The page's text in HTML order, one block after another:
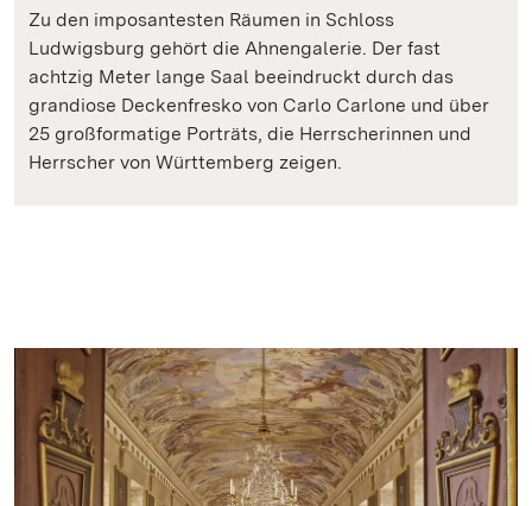
Zu den imposantesten Räumen in Schloss
Ludwigsburg gehört die Ahnengalerie. Der fast
achtzig Meter lange Saal beeindruckt durch das
grandiose Deckenfresko von Carlo Carlone und über
25 großformatige Porträts, die Herrscherinnen und
Herrscher von Württemberg zeigen.